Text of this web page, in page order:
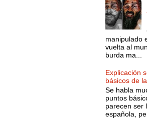
manipulado
vuelta al
burda ma...
Explicación
básicos de
Se habla
puntos
parecen ser
española,